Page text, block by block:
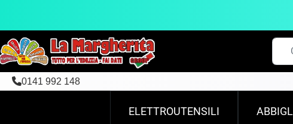
0141 992 148
ELETTROUTENSILI